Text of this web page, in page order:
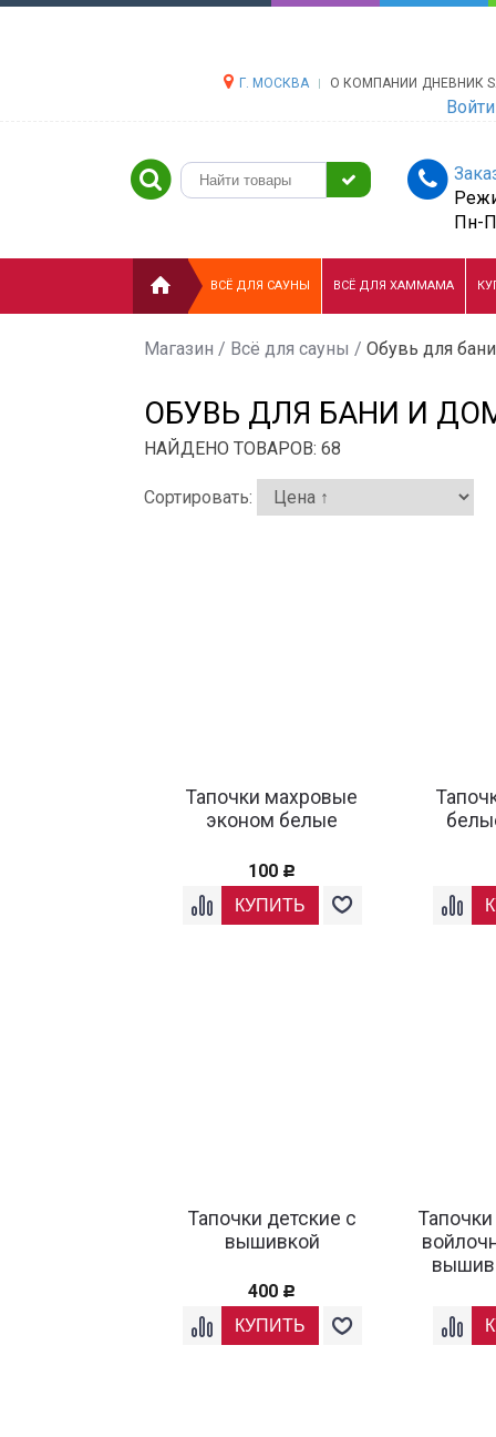
Г. МОСКВА О КОМПАНИИ ДНЕВНИК
Войти
Пн-
ВСЁ ДЛЯ САУНЫ ВСЁ ДЛЯ ХАММАМА
Магазин / Всё для сауны / Обувь для
ОБУВЬ ДЛЯ БАНИ И
НАЙДЕНО ТОВАРОВ: 68
Сортировать:
Тапочки махровые
эконом белые
100 Р
Тапочки детские с
вышивкой
400 Р